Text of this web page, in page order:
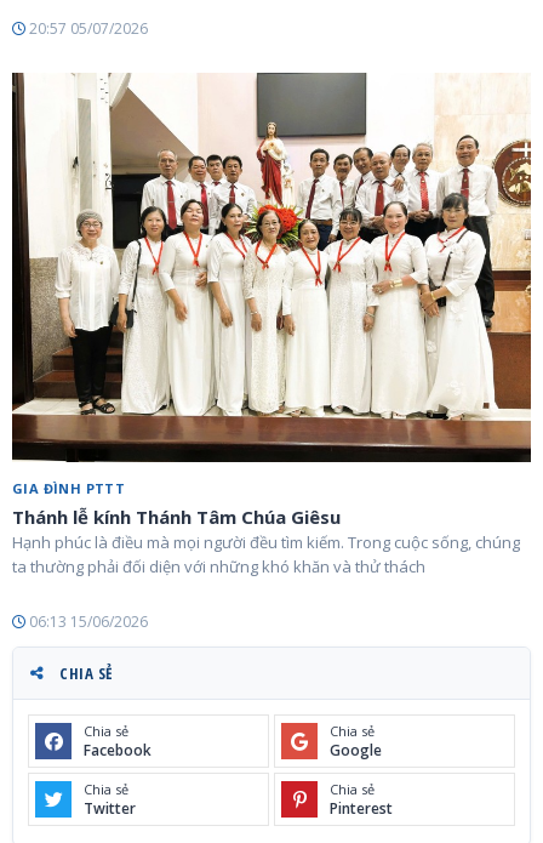
20:57 05/07/2026
GIA ĐÌNH PTTT
Thánh lễ kính Thánh Tâm Chúa Giêsu
Hạnh phúc là điều mà mọi người đều tìm kiếm. Trong cuộc sống, chúng
ta thường phải đối diện với những khó khăn và thử thách
06:13 15/06/2026
CHIA SẺ
Chia sẻ
Facebook
Chia sẻ
Google
Chia sẻ
Twitter
Chia sẻ
Pinterest